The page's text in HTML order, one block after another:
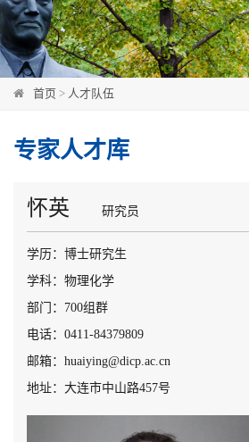
首页 > 人才队伍
专家人才库
怀英 研究员
学历：博士研究生
学科：物理化学
部门：700组群
电话：0411-84379809
邮箱：huaiying@dicp.ac.cn
地址：大连市中山路457号